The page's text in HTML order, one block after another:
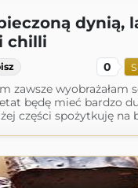
dynią,
chilli
0
zawsze wyobrażałam
będę mieć bardzo
części spożytkuję na